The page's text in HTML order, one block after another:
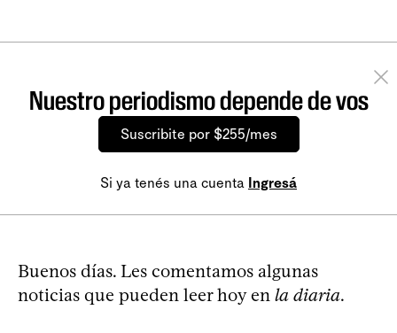
Nuestro periodismo depende de vos
Suscribite por $255/mes
Si ya tenés una cuenta Ingresá
Buenos días. Les comentamos algunas
noticias que pueden leer hoy en la diaria.